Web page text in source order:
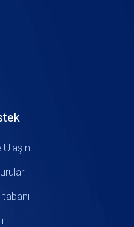
Ulaşın
tabanı